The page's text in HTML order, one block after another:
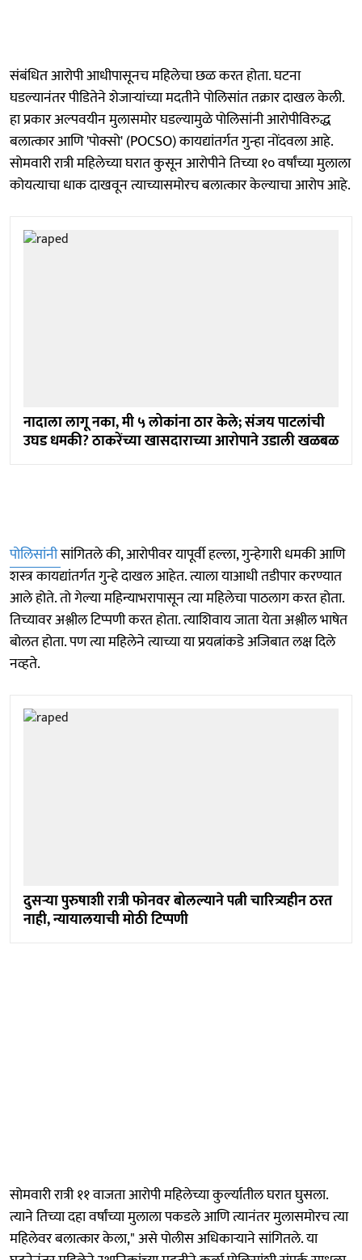
संबंधित आरोपी आधीपासूनच महिलेचा छळ करत होता. घटना
घडल्यानंतर पीडितेने शेजाऱ्यांच्या मदतीने पोलिसांत तक्रार दाखल केली.
हा प्रकार अल्पवयीन मुलासमोर घडल्यामुळे पोलिसांनी आरोपीविरुद्ध
बलात्कार आणि 'पोक्सो' (POCSO) कायद्यांतर्गत गुन्हा नोंदवला आहे.
सोमवारी रात्री महिलेच्या घरात कुसून आरोपीने तिच्या १० वर्षांच्या मुलाला
कोयत्याचा धाक दाखवून त्याच्यासमोरच बलात्कार केल्याचा आरोप आहे.
नादाला लागू नका, मी ५ लोकांना ठार केले; संजय पाटलांची
उघड धमकी? ठाकरेंच्या खासदाराच्या आरोपाने उडाली खळबळ
पोलिसांनीसांगितले की, आरोपीवर यापूर्वी हल्ला, गुन्हेगारी धमकी आणि
शस्त्र कायद्यांतर्गत गुन्हे दाखल आहेत. त्याला याआधी तडीपार करण्यात
आले होते. तो गेल्या महिन्याभरापासून त्या महिलेचा पाठलाग करत होता.
तिच्यावर अश्लील टिप्पणी करत होता. त्याशिवाय जाता येता अश्लील भाषेत
बोलत होता. पण त्या महिलेने त्याच्या या प्रयत्नांकडे अजिबात लक्ष दिले
नव्हते.
दुसऱ्या पुरुषाशी रात्री फोनवर बोलल्याने पत्नी चारित्र्यहीन ठरत
नाही, न्यायालयाची मोठी टिप्पणी
सोमवारी रात्री ११ वाजता आरोपी महिलेच्या कुर्ल्यातील घरात घुसला.
त्याने तिच्या दहा वर्षांच्या मुलाला पकडले आणि त्यानंतर मुलासमोरच त्या
महिलेवर बलात्कार केला," असे पोलीस अधिकाऱ्याने सांगितले. या